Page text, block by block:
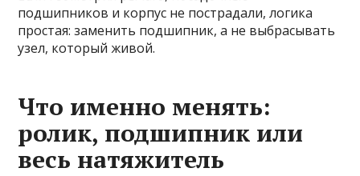
подшипников и корпус не пострадали, логика
простая: заменить подшипник, а не выбрасывать
узел, который живой.
Что именно менять:
ролик, подшипник или
весь натяжитель